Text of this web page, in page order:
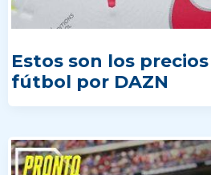
Estos son los
fútbol por DAZN